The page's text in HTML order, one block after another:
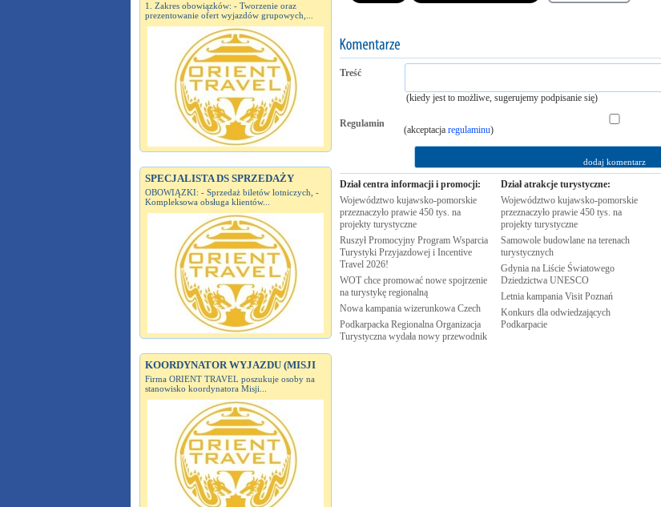
1. Zakres obowiązków: - Tworzenie oraz
prezentowanie ofert wyjazdów grupowych,...
SPECJALISTA DS SPRZEDAŻY
OBOWIĄZKI: - Sprzedaż biletów lotniczych, -
Kompleksowa obsługa klientów...
KOORDYNATOR WYJAZDU (MISJI
Firma ORIENT TRAVEL poszukuje osoby na
stanowisko koordynatora Misji...
Treść
(kiedy jest to możliwe, sugerujemy podpisanie się)
Regulamin
(akceptacja regulaminu)
Dział centra informacji i promocji:
Województwo kujawsko-pomorskie
przeznaczyło prawie 450 tys. na
projekty turystyczne
Ruszył Promocyjny Program Wsparcia
Turystyki Przyjazdowej i Incentive
Travel 2026!
WOT chce promować nowe spojrzenie
na turystykę regionalną
Nowa kampania wizerunkowa Czech
Podkarpacka Regionalna Organizacja
Turystyczna wydała nowy przewodnik
Dział atrakcje turystyczne:
Województwo kujawsko-pomorskie
przeznaczyło prawie 450 tys. na
projekty turystyczne
Samowole budowlane na terenach
turystycznych
Gdynia na Liście Światowego
Dziedzictwa UNESCO
Letnia kampania Visit Poznań
Konkurs dla odwiedzających
Podkarpacie